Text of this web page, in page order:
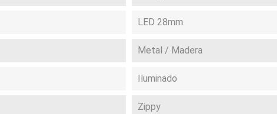
LED 28mm
Metal / Madera
Iluminado
Zippy